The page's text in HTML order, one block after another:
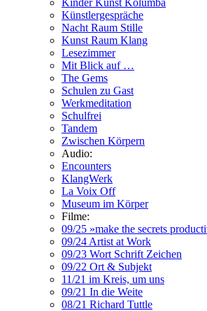
Kinder Kunst Kolumba
Künstlergespräche
Nacht Raum Stille
Kunst Raum Klang
Lesezimmer
Mit Blick auf …
The Gems
Schulen zu Gast
Werkmeditation
Schulfrei
Tandem
Zwischen Körpern
Audio:
Encounters
KlangWerk
La Voix Off
Museum im Körper
Filme:
09/25 »make the secrets
09/24 Artist at Work
09/23 Wort Schrift Zeichen
09/22 Ort & Subjekt
11/21 im Kreis, um uns
09/21 In die Weite
08/21 Richard Tuttle